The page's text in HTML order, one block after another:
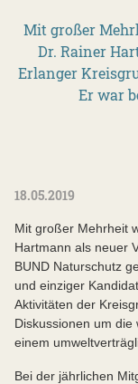
Mit großer
Dr. Rainer
Erlanger
Er war
18.05.2019
Mit großer Mehrheit
Hartmann als neuer
BUND Naturschutz
und einziger
Aktivitäten der
Diskussionen um
einem
Bei der jährlichen